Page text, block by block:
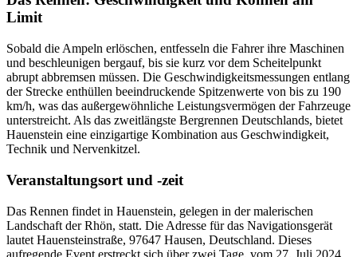
Limit
Sobald die Ampeln erlöschen, entfesseln die Fahrer ihre Maschinen
und beschleunigen bergauf, bis sie kurz vor dem Scheitelpunkt
abrupt abbremsen müssen. Die Geschwindigkeitsmessungen entlang
der Strecke enthüllen beeindruckende Spitzenwerte von bis zu 190
km/h, was das außergewöhnliche Leistungsvermögen der Fahrzeuge
unterstreicht. Als das zweitlängste Bergrennen Deutschlands, bietet
Hauenstein eine einzigartige Kombination aus Geschwindigkeit,
Technik und Nervenkitzel.
Veranstaltungsort und -zeit
Das Rennen findet in Hauenstein, gelegen in der malerischen
Landschaft der Rhön, statt. Die Adresse für das Navigationsgerät
lautet Hauensteinstraße, 97647 Hausen, Deutschland. Dieses
aufregende Event erstreckt sich über zwei Tage, vom 27. Juli 2024